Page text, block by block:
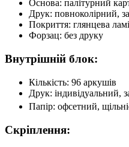
Основа: палітурний
Друк: повноколірний,
Покриття: глянцева
Форзац: без друку
Внутрішній блок:
Кількість: 96 аркушів
Друк: індивідуальний,
Папір: офсетний,
Скріплення: